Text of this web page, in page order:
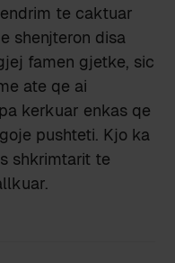
te caktuar
shenjteron disa
famen gjetke, sic
ate qe ai
kerkuar enkas qe
pushteti. Kjo ka
shkrimtarit te